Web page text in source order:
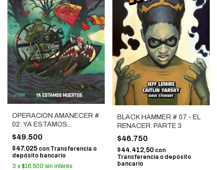
OPERACION AMANECER #
02: YA ESTAMOS
MUERTOS
$49.500
$47.025 con Transferencia o
depósito bancario
3 x $16.500 sin interés
BLACK HAMMER # 07 - EL
RENACER. PARTE 3
$46.750
$44.412,50 con
Transferencia o depósito
bancario